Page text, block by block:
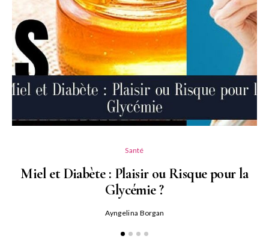
Santé
Miel et Diabète : Plaisir ou Risque pour la
Glycémie ?
Ayngelina Borgan